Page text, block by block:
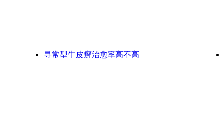
寻常型牛皮癣治愈率高不高